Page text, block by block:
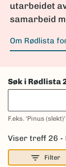
utarbeidet
samarbeid
Om Rødlista
Søk i Rødlista
F.eks. 'Pinus
Viser treff 26 -
filter_list Filter